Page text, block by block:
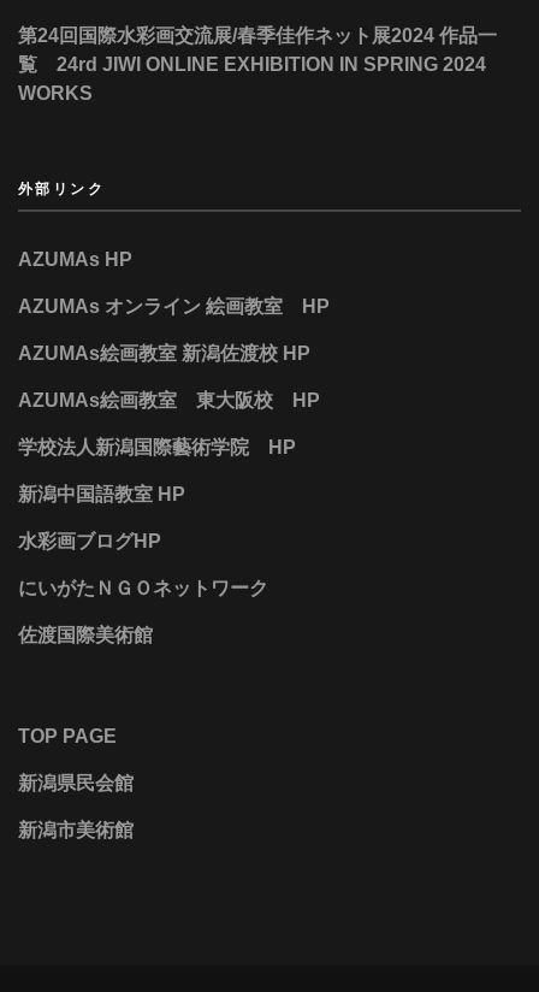
第24回国際水彩画交流展/春季佳作ネット展2024 作品一
覧 24rd JIWI ONLINE EXHIBITION IN SPRING 2024
WORKS
外部リンク
AZUMAs HP
AZUMAs オンライン 絵画教室 HP
AZUMAs絵画教室 新潟佐渡校 HP
AZUMAs絵画教室 東大阪校 HP
学校法人新潟国際藝術学院 HP
新潟中国語教室 HP
水彩画ブログHP
にいがたＮＧＯネットワーク
佐渡国際美術館
TOP PAGE
新潟県民会館
新潟市美術館